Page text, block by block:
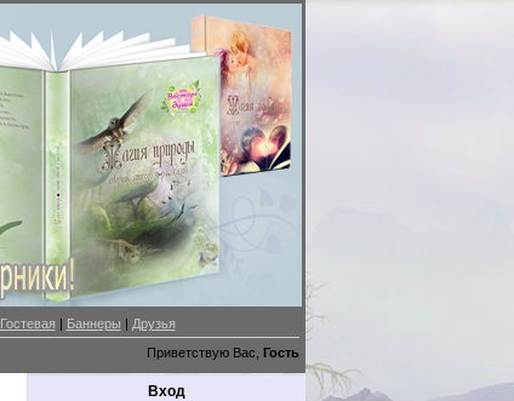
Гостевая | Баннеры | Друзья
Приветствую Вас, Гость
Вход